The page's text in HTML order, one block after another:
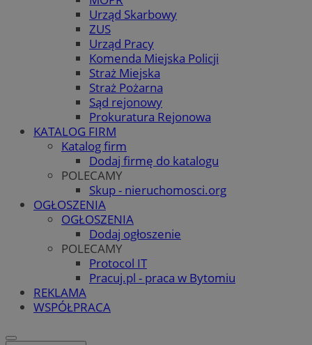
Urząd Skarbowy
ZUS
Urząd Pracy
Komenda Miejska Policji
Straż Miejska
Straż Pożarna
Sąd rejonowy
Prokuratura Rejonowa
KATALOG FIRM
Katalog firm
Dodaj firmę do katalogu
POLECAMY
Skup - nieruchomosci.org
OGŁOSZENIA
OGŁOSZENIA
Dodaj ogłoszenie
POLECAMY
Protocol IT
Pracuj.pl - praca w Bytomiu
REKLAMA
WSPÓŁPRACA